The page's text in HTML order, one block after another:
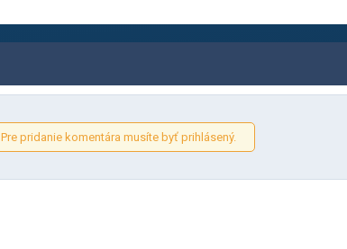
Pre pridanie komentára musíte byť prihlásený.